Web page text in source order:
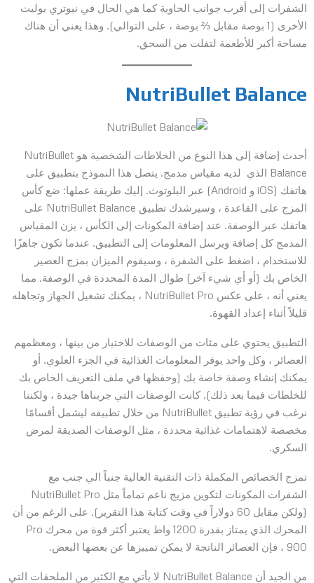
الشفرات إلى أقرب جوانب الحاوية كما هي الحال في نيوتري بوليت
الأخرى (1 بوصة مقابل ⅔ بوصة ، على التوالي). وهذا يعني أن هناك
مساحة أكبر للأطعمة لتفلت من السحق.
NutriBullet Balance
أحدث إضافة إلى هذا النوع من الخلاطات الشخصية هو NutriBullet
Balance الذي لديه مقياس مدمج. يتصل هذا النموذج بتطبيق على
هاتفك (iOS و Android) عبر البلوتوث. إليك طريقة عملها: ضع كأس
المزج على القاعدة ، وسيرشدك تطبيق NutriBullet Balance على
هاتفك عبر الوصفة. عند إضافة المكونات إلى الكأس ، يزن المقياس
المدمج كل إضافة ويرسل المعلومات إلى التطبيق. عندما تكون جاهزًا
للاستخدام ، اضغط على الشفرة ، وسيقوم الميزان بمزج العصير
الخاص بك (أو أي شيء آخر) طوال المدة المحددة في الوصفة. مما
يعني أنه ، على عكس NutriBullet Pro ، يمكنك تشغيل الجهاز وتجاهله
قليلاً أثناء إعداد القهوة.
التطبيق يحتوي على مئات من الوصفات للاختيار من بينها ، ومعظمهم
العصائر ، وكل واحد يوفر المعلومات الغذائية في الجزء العلوي. أو
يمكنك إنشاء وصفة خاصة بك (وحفظها في ملف التعريف الخاص بك
للخلطات فيما بعد ذلك). كانت الوصفات التي جربناها جيدة ، ولكننا
نرغب في رؤية تطبيق NutriBullet من خلال تطبيقه ليشمل أقسامًا
مخصصة لاهتمامات غذائية محددة ، مثل الوصفات الصديقة لمرض
السكري.
تمزج الخصائص المكملة ذات التقنية العالية جنباً الي جنب مع
الشفرات المكونات لتكوين مزيج ناعم تماماً مثل NutriBullet Pro
(ولكن مقابل 60 دولاراً في وقت كتابة هذا التقرير). على الرغم من أن
المحرك الذي يمتاز بقدرة 1200 واط يعتبر أكثر قوة من محرك Pro
900 ، فإن العصائر الناتجة لا يمكن تمييزها عن بعضها البعض.
من الجيد أن NutriBullet Balance لا يأتي مع الكثير من الملحقات التي